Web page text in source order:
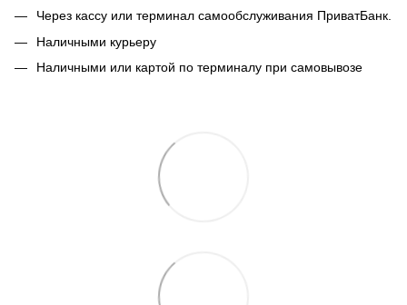
Через кассу или терминал самообслуживания ПриватБанк.
Наличными курьеру
Наличными или картой по терминалу при самовывозе